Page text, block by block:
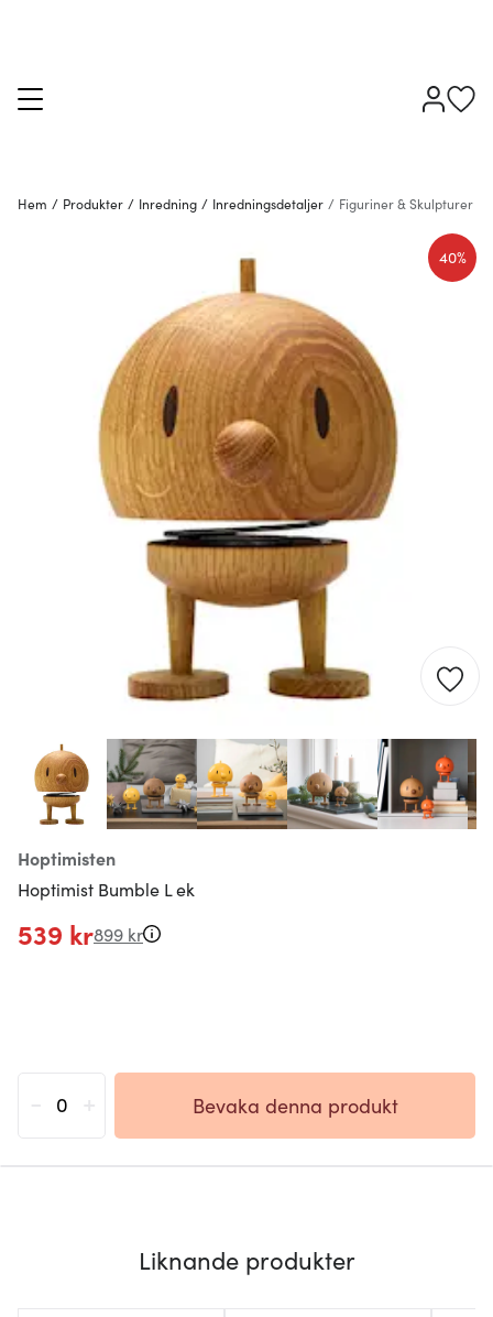
Hem / Produkter / Inredning / Inredningsdetaljer / Figuriner & Skulpturer
Hoptimisten
Hoptimist Bumble L ek
40%
539 kr899 kr
Bevaka denna produkt
Liknande produkter